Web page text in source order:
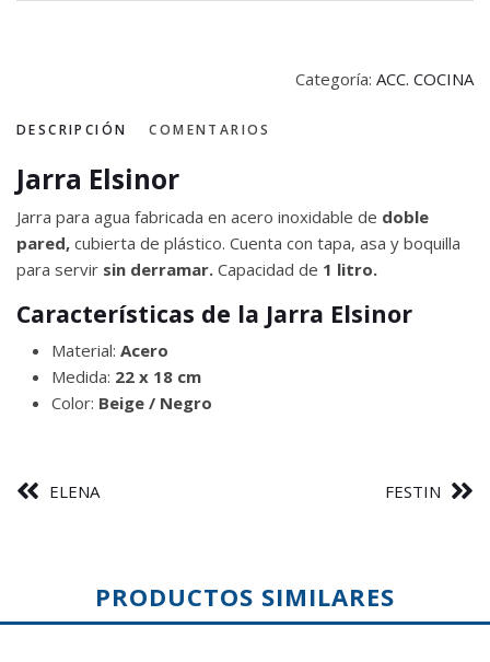
Categoría: ACC. COCINA
DESCRIPCIÓN COMENTARIOS
Jarra Elsinor
Jarra para agua fabricada en acero inoxidable de doble
pared, cubierta de plástico. Cuenta con tapa, asa y boquilla
para servir sin derramar. Capacidad de 1 litro.
Características de la Jarra Elsinor
Material: Acero
Medida: 22 x 18 cm
Color: Beige / Negro
ELENA FESTIN
PRODUCTOS SIMILARES